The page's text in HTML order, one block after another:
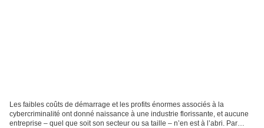
Les faibles coûts de démarrage et les profits énormes associés à la
cybercriminalité ont donné naissance à une industrie florissante, et aucune
entreprise – quel que soit son secteur ou sa taille – n’en est à l’abri. Par